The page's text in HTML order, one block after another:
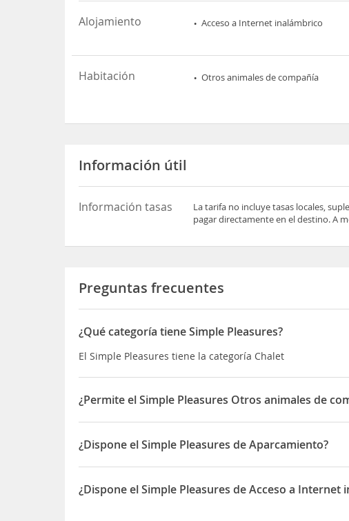
Alojamiento Acceso a Internet inalámbrico
Habitación Otros animales de compañía
Información útil
Información tasas
La tarifa no incluye tasas locales,
pagar directamente en el destino. A
Preguntas frecuentes
¿Qué categoría tiene Simple Pleasures?
El Simple Pleasures tiene la categoría Chalet
¿Permite el Simple Pleasures Otros animales de
Sí, el Simple Pleasures permite Otros animales de
¿Dispone el Simple Pleasures de Aparcamiento?
Sí, el Simple Pleasures dispone de Aparcamiento
¿Dispone el Simple Pleasures de Acceso a Internet